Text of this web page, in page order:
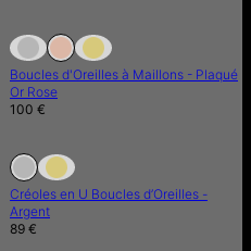
En Rupture de Stock
En Rupture de Stock
Boucles d'Oreilles à Maillons - Plaqué
Or Rose
100 €
En Rupture de Stock
Créoles en U Boucles d’Oreilles -
Argent
89 €